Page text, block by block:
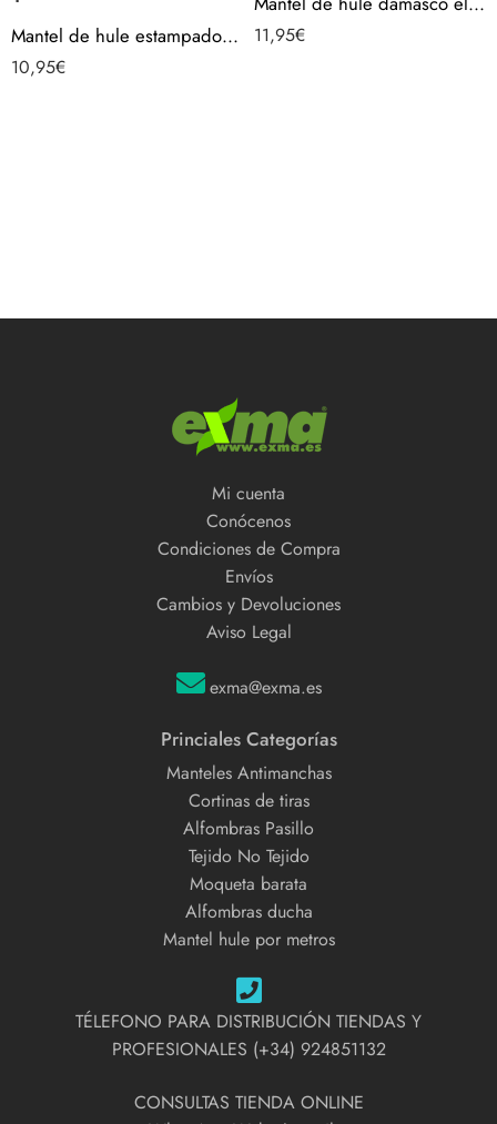
Mantel de hule estampado por metros – Cucharas Cocina 43814-1
10,95€
11,95€
Mi cuenta
Conócenos
Condiciones de Compra
Envíos
Cambios y Devoluciones
Aviso Legal
exma@exma.es
Princiales Categorías
Manteles Antimanchas
Cortinas de tiras
Alfombras Pasillo
Tejido No Tejido
Moqueta barata
Alfombras ducha
Mantel hule por metros
TÉLEFONO PARA DISTRIBUCIÓN TIENDAS Y
PROFESIONALES (+34) 924851132
CONSULTAS TIENDA ONLINE